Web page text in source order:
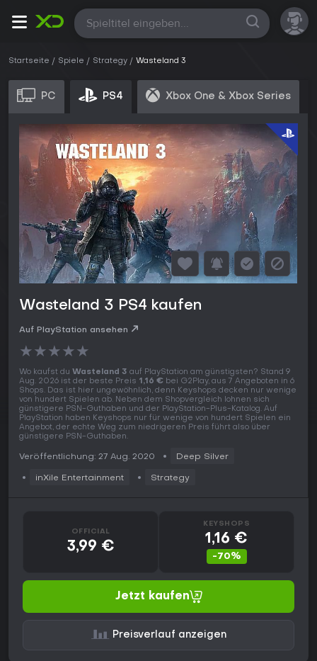
Alle
Startseite Spiele Strategy Wasteland 3
PC PS4 Xbox One & Xbox Series
Wasteland 3 PS4 kaufen
Auf PlayStation ansehen
★★★★★
Wo kaufst du Wasteland 3 auf PlayStation am günstigsten? Stand 9
Aug. 2026 ist der beste Preis 1,16 € bei G2Play, aus 7 Angeboten in 6
Shops. Das ist hier ungewöhnlich, denn Keyshops decken nur wenige
von hundert Spielen ab. Neben dem Shopvergleich lohnen sich
günstigere PSN-Guthaben und der PlayStation-Plus-Katalog. Auf
PlayStation haben Keyshops nur für wenige von hundert Spielen ein
Angebot, der echte Weg zum niedrigeren Preis führt also über
günstigere PSN-Guthaben.
Veröffentlichung: 27 Aug. 2020 Deep Silver
inXile Entertainment Strategy
OFFICIAL
3,99 €
KEYSHOPS
1,16 €
-70%
Jetzt kaufen
Preisverlauf anzeigen